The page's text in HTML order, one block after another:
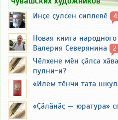
Инҫе ҫулсен сиплевӗ 4
Новая книга
Валерия Северянина
2
Чӗлхене мӗн ҫӑлса
пулни-и?
«Илем тӗнчи тата
«Ҫӑлӑнӑҫ — юратура»